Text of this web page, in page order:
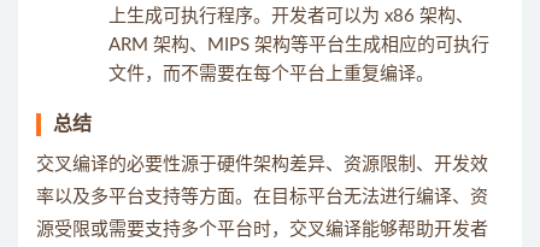
上生成可执行程序。开发者可以为 x86 架构、
ARM 架构、MIPS 架构等平台生成相应的可执行
文件，而不需要在每个平台上重复编译。
总结
交叉编译的必要性源于硬件架构差异、资源限制、开发效
率以及多平台支持等方面。在目标平台无法进行编译、资
源受限或需要支持多个平台时，交叉编译能够帮助开发者